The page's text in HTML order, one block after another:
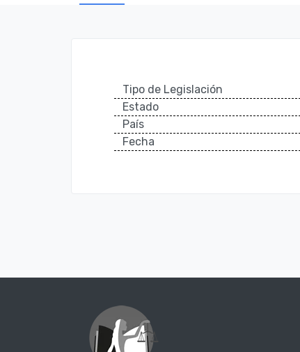
Tipo de Legislación
Estado
País
Fecha